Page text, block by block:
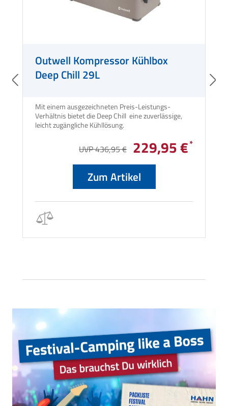
Outwell Kompressor Kühlbox
Deep Chill 29L
Mit einem ausgezeichneten Preis-Leistungs-
Verhältnis bietet die Deep Chill eine zuverlässige,
UVP 436,95 € 229,95 €
Zum Artikel